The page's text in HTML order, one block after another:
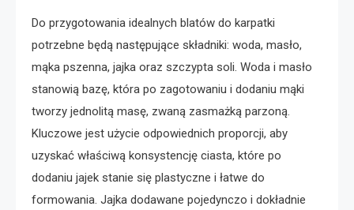
Do przygotowania idealnych blatów do karpatki
potrzebne będą następujące składniki: woda, masło,
mąka pszenna, jajka oraz szczypta soli. Woda i masło
stanowią bazę, która po zagotowaniu i dodaniu mąki
tworzy jednolitą masę, zwaną zasmażką parzoną.
Kluczowe jest użycie odpowiednich proporcji, aby
uzyskać właściwą konsystencję ciasta, które po
dodaniu jajek stanie się plastyczne i łatwe do
formowania. Jajka dodawane pojedynczo i dokładnie